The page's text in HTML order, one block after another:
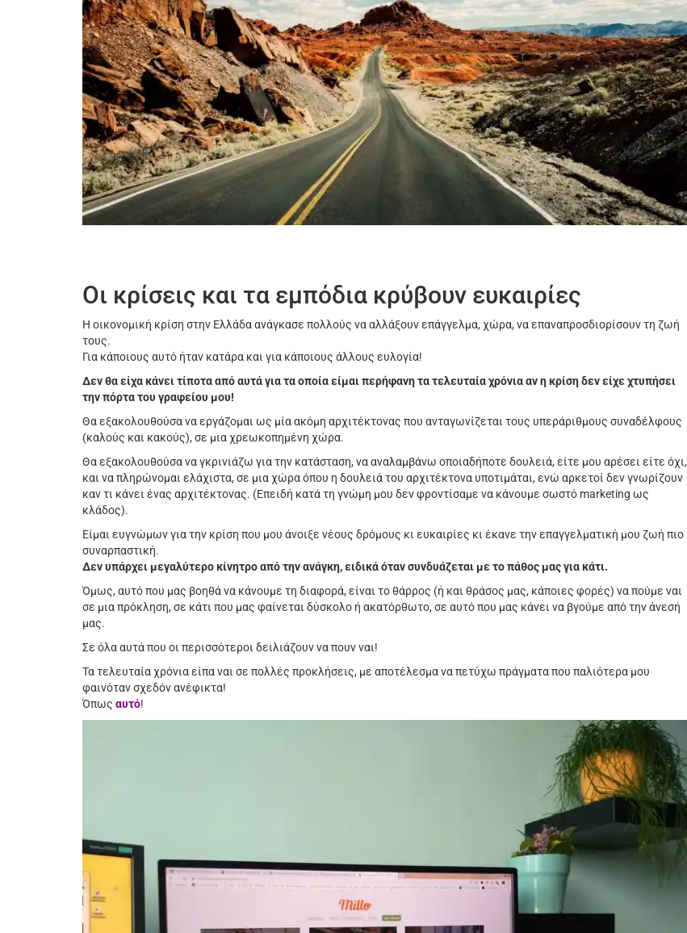
Οι κρίσεις και τα εμπόδια κρύβουν ευκαιρίες
Η οικονομική κρίση στην Ελλάδα ανάγκασε πολλούς να αλλάξουν επάγγελμα, χώρα, να επαναπροσδιορίσουν τη ζωή
τους.
Για κάποιους αυτό ήταν κατάρα και για κάποιους άλλους ευλογία!
Δεν θα είχα κάνει τίποτα από αυτά για τα οποία είμαι περήφανη τα τελευταία χρόνια αν η κρίση δεν είχε χτυπήσει
την πόρτα του γραφείου μου!
Θα εξακολουθούσα να εργάζομαι ως μία ακόμη αρχιτέκτονας που ανταγωνίζεται τους υπεράριθμους συναδέλφους
(καλούς και κακούς), σε μια χρεωκοπημένη χώρα.
Θα εξακολουθούσα να γκρινιάζω για την κατάσταση, να αναλαμβάνω οποιαδήποτε δουλειά, είτε μου αρέσει είτε όχι,
και να πληρώνομαι ελάχιστα, σε μια χώρα όπου η δουλειά του αρχιτέκτονα υποτιμάται, ενώ αρκετοί δεν γνωρίζουν
καν τι κάνει ένας αρχιτέκτονας. (Επειδή κατά τη γνώμη μου δεν φροντίσαμε να κάνουμε σωστό marketing ως
κλάδος).
Είμαι ευγνώμων για την κρίση που μου άνοιξε νέους δρόμους κι ευκαιρίες κι έκανε την επαγγελματική μου ζωή πιο
συναρπαστική.
Δεν υπάρχει μεγαλύτερο κίνητρο από την ανάγκη, ειδικά όταν συνδυάζεται με το πάθος μας για κάτι.
Όμως, αυτό που μας βοηθά να κάνουμε τη διαφορά, είναι το θάρρος (ή και θράσος μας, κάποιες φορές) να πούμε ναι
σε μια πρόκληση, σε κάτι που μας φαίνεται δύσκολο ή ακατόρθωτο, σε αυτό που μας κάνει να βγούμε από την άνεσή
μας.
Σε όλα αυτά που οι περισσότεροι δειλιάζουν να πουν ναι!
Τα τελευταία χρόνια είπα ναι σε πολλές προκλήσεις, με αποτέλεσμα να πετύχω πράγματα που παλιότερα μου
φαινόταν σχεδόν ανέφικτα!
Όπως αυτό!